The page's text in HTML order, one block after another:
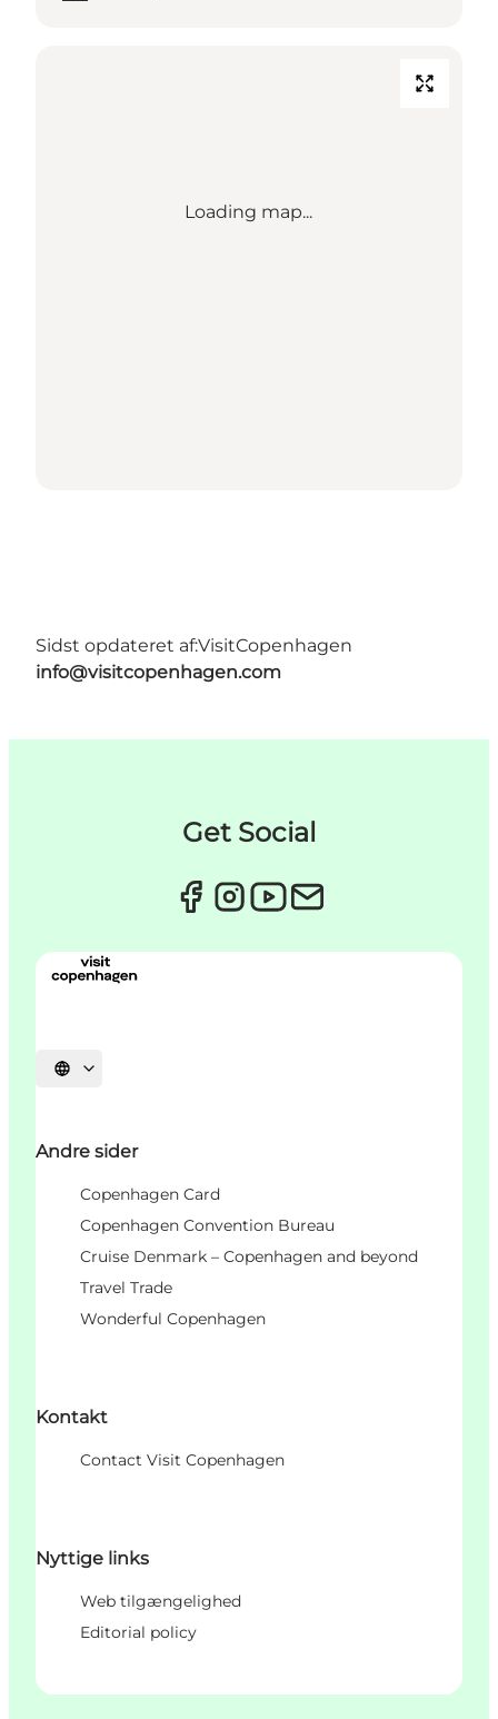
Loading map...
Sidst opdateret af:VisitCopenhagen
info@visitcopenhagen.com
Get Social
Vælg sprog
Andre sider
Copenhagen Card
Copenhagen Convention Bureau
Cruise Denmark – Copenhagen and beyond
Travel Trade
Wonderful Copenhagen
Kontakt
Contact Visit Copenhagen
Nyttige links
Web tilgængelighed
Editorial policy